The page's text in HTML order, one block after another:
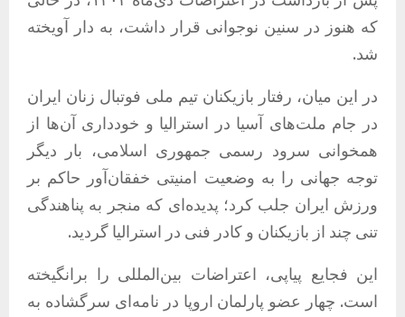
که هنوز در سنین نوجوانی قرار داشت، به دار آویخته
شد.
در این میان، رفتار بازیکنان تیم ملی فوتبال زنان ایران
در جام ملت‌های آسیا در استرالیا و خودداری آن‌ها از
همخوانی سرود رسمی جمهوری اسلامی، بار دیگر
توجه جهانی را به وضعیت امنیتی خفقان‌آور حاکم بر
ورزش ایران جلب کرد؛ پدیده‌ای که منجر به پناهندگی
تنی چند از بازیکنان و کادر فنی در استرالیا گردید.
این فجایع پیاپی، اعتراضات بین‌المللی را برانگیخته
است. چهار عضو پارلمان اروپا در نامه‌ای سرگشاده به